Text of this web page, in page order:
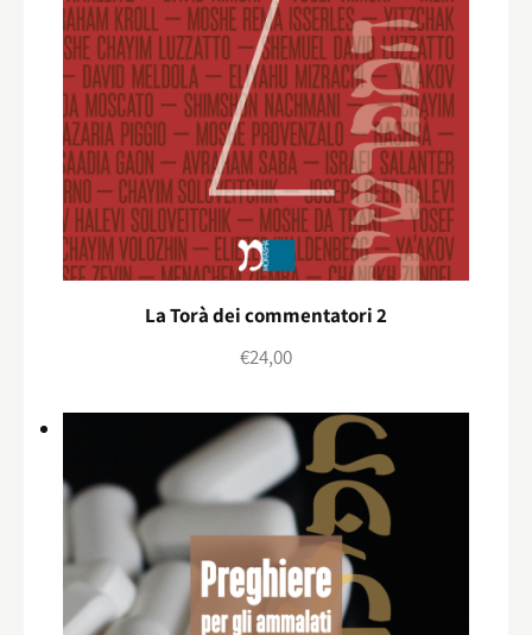
La Torà dei commentatori 2
€24,00